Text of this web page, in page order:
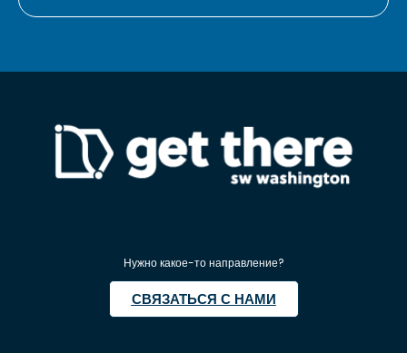
Нужно какое-то направление?
СВЯЗАТЬСЯ С НАМИ